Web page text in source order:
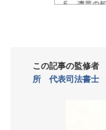
この記事の監修
所 代表司法書士